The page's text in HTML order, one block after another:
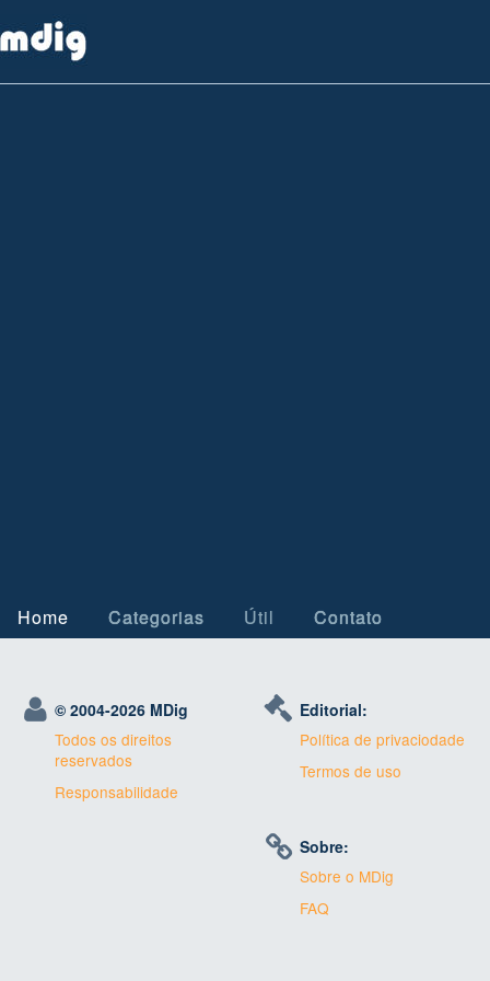
Home Categorias Útil Contato
© 2004-2026 MDig
Todos os direitos
reservados
Responsabilidade
Editorial:
Política de privaciodade
Termos de uso
Sobre:
Sobre o MDig
FAQ